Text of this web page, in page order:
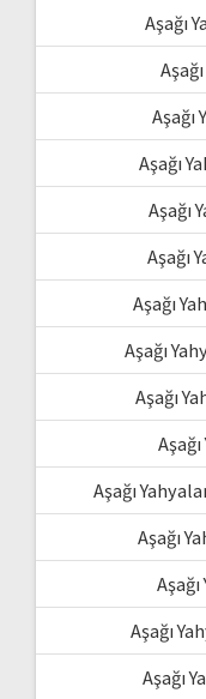
Aşağı
Aşağı
Aşağı
Aşağı
Aşağı
Aşağı
Aşağı
Aşağı
Aşağı
Aşağı
Aşağı